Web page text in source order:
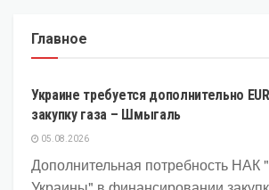
Главное
ЭКОНОМИКА
Украине требуется дополнительно
закупку газа – Шмыгаль
05.08.2026
Дополнительная потребность НАК